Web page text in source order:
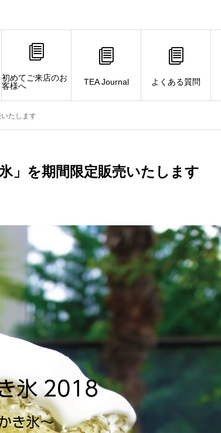
初めてご来店のお
客様へ
TEA Journal よくある質問
たします
」を期間限定販売いたします